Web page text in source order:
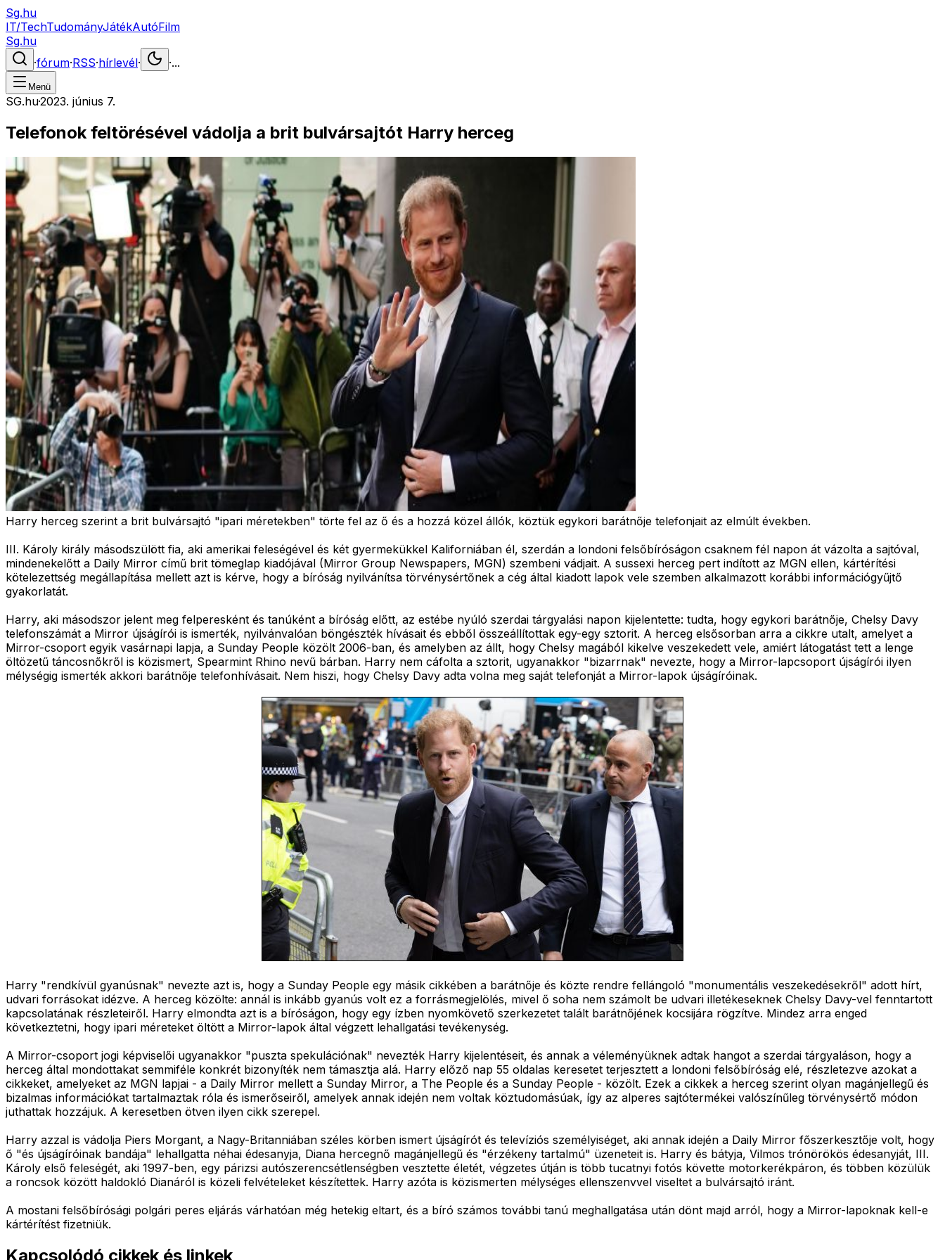
Sg.hu
IT/TechTudományJátékAutóFilm
Sg.hu
·fórum·RSS·hírlevél· ·...
Menü
SG.hu·2023. június 7.
Telefonok feltörésével vádolja a brit bulvársajtót Harry herceg
Harry herceg szerint a brit bulvársajtó "ipari méretekben" törte fel az ő és a hozzá közel állók, köztük egykori barátnője telefonjait az elmúlt években.
III. Károly király másodszülött fia, aki amerikai feleségével és két gyermekükkel Kaliforniában él, szerdán a londoni felsőbíróságon csaknem fél napon át vázolta a sajtóval,
mindenekelőtt a Daily Mirror című brit tömeglap kiadójával (Mirror Group Newspapers, MGN) szembeni vádjait. A sussexi herceg pert indított az MGN ellen, kártérítési
kötelezettség megállapítása mellett azt is kérve, hogy a bíróság nyilvánítsa törvénysértőnek a cég által kiadott lapok vele szemben alkalmazott korábbi információgyűjtő
gyakorlatát.
Harry, aki másodszor jelent meg felperesként és tanúként a bíróság előtt, az estébe nyúló szerdai tárgyalási napon kijelentette: tudta, hogy egykori barátnője, Chelsy Davy
telefonszámát a Mirror újságírói is ismerték, nyilvánvalóan böngészték hívásait és ebből összeállítottak egy-egy sztorit. A herceg elsősorban arra a cikkre utalt, amelyet a
Mirror-csoport egyik vasárnapi lapja, a Sunday People közölt 2006-ban, és amelyben az állt, hogy Chelsy magából kikelve veszekedett vele, amiért látogatást tett a lenge
öltözetű táncosnőkről is közismert, Spearmint Rhino nevű bárban. Harry nem cáfolta a sztorit, ugyanakkor "bizarrnak" nevezte, hogy a Mirror-lapcsoport újságírói ilyen
mélységig ismerték akkori barátnője telefonhívásait. Nem hiszi, hogy Chelsy Davy adta volna meg saját telefonját a Mirror-lapok újságíróinak.
Harry "rendkívül gyanúsnak" nevezte azt is, hogy a Sunday People egy másik cikkében a barátnője és közte rendre fellángoló "monumentális veszekedésekről" adott hírt,
udvari forrásokat idézve. A herceg közölte: annál is inkább gyanús volt ez a forrásmegjelölés, mivel ő soha nem számolt be udvari illetékeseknek Chelsy Davy-vel fenntartott
kapcsolatának részleteiről. Harry elmondta azt is a bíróságon, hogy egy ízben nyomkövető szerkezetet talált barátnőjének kocsijára rögzítve. Mindez arra enged
következtetni, hogy ipari méreteket öltött a Mirror-lapok által végzett lehallgatási tevékenység.
A Mirror-csoport jogi képviselői ugyanakkor "puszta spekulációnak" nevezték Harry kijelentéseit, és annak a véleményüknek adtak hangot a szerdai tárgyaláson, hogy a
herceg által mondottakat semmiféle konkrét bizonyíték nem támasztja alá. Harry előző nap 55 oldalas keresetet terjesztett a londoni felsőbíróság elé, részletezve azokat a
cikkeket, amelyeket az MGN lapjai - a Daily Mirror mellett a Sunday Mirror, a The People és a Sunday People - közölt. Ezek a cikkek a herceg szerint olyan magánjellegű és
bizalmas információkat tartalmaztak róla és ismerőseiről, amelyek annak idején nem voltak köztudomásúak, így az alperes sajtótermékei valószínűleg törvénysértő módon
juthattak hozzájuk. A keresetben ötven ilyen cikk szerepel.
Harry azzal is vádolja Piers Morgant, a Nagy-Britanniában széles körben ismert újságírót és televíziós személyiséget, aki annak idején a Daily Mirror főszerkesztője volt, hogy
ő "és újságíróinak bandája" lehallgatta néhai édesanyja, Diana hercegnő magánjellegű és "érzékeny tartalmú" üzeneteit is. Harry és bátyja, Vilmos trónörökös édesanyját, III.
Károly első feleségét, aki 1997-ben, egy párizsi autószerencsétlenségben vesztette életét, végzetes útján is több tucatnyi fotós követte motorkerékpáron, és többen közülük
a roncsok között haldokló Dianáról is közeli felvételeket készítettek. Harry azóta is közismerten mélységes ellenszenvvel viseltet a bulvársajtó iránt.
A mostani felsőbírósági polgári peres eljárás várhatóan még hetekig eltart, és a bíró számos további tanú meghallgatása után dönt majd arról, hogy a Mirror-lapoknak kell-e
kártérítést fizetniük.
Kapcsolódó cikkek és linkek